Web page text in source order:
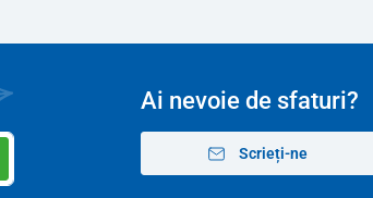
Ai nevoie de sfaturi?
Scrieți-ne